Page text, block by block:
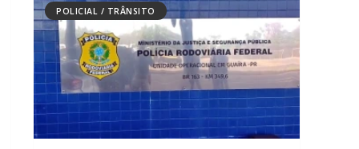
POLICIAL / TRÂNSITO